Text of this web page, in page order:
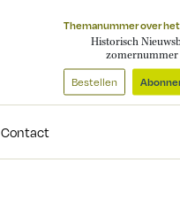
Themanummer over
Historisch
zomernummer
Bestellen
Contact